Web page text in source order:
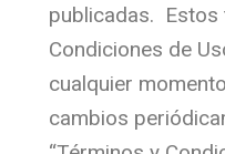
publicadas. Estos
Condiciones de
cualquier
cambios